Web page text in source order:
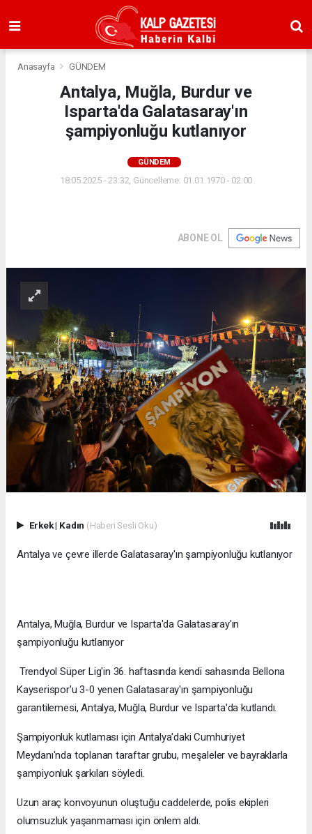
Anasayfa GÜNDEM
Antalya, Muğla, Burdur ve
Isparta'da Galatasaray'ın
şampiyonluğu kutlanıyor
GÜNDEM
18.05.2025 - 23:32, Güncelleme: 01.01.1970 - 02:00
ABONE OL
Erkek| Kadın (Haberi Sesli Oku)
Antalya ve çevre illerde Galatasaray'ın şampiyonluğu kutlanıyor
Antalya, Muğla, Burdur ve Isparta'da Galatasaray'ın
şampiyonluğu kutlanıyor
Trendyol Süper Lig'in 36. haftasında kendi sahasında Bellona
Kayserispor'u 3-0 yenen Galatasaray'ın şampiyonluğu
garantilemesi, Antalya, Muğla, Burdur ve Isparta'da kutlandı.
Şampiyonluk kutlaması için Antalya'daki Cumhuriyet
Meydanı'nda toplanan taraftar grubu, meşaleler ve bayraklarla
şampiyonluk şarkıları söyledi.
Uzun araç konvoyunun oluştuğu caddelerde, polis ekipleri
olumsuzluk yaşanmaması için önlem aldı.